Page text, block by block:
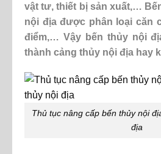
vật tư, thiết bị sản xuất,…
nội địa được phân loại căn
điểm,… Vậy bến thủy nội
thành cảng thủy nội địa hay
Thủ tục nâng cấp bến thủy nội
địa